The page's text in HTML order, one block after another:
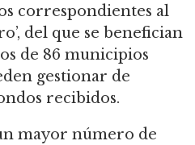
correspondientes al
del que se benefician
de 86 municipios
gestionar de
recibidos.
mayor número de